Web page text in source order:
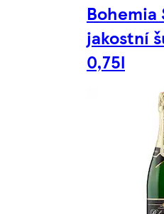
Bohemia
jakostní
0,75l